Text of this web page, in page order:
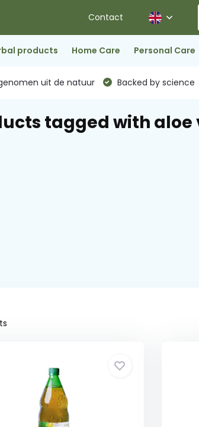
Contact
products Home Care Personal Care
uit de natuur Backed by science
tagged with aloe